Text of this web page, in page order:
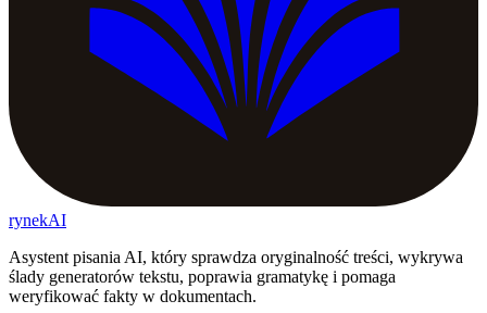
rynekAI
Asystent pisania AI, który sprawdza oryginalność treści, wykrywa
ślady generatorów tekstu, poprawia gramatykę i pomaga
weryfikować fakty w dokumentach.